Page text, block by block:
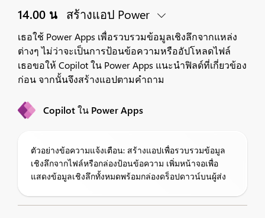
14.00 น สร้างแอป Power
เธอใช้ Power Apps เพื่อรวบรวมข้อมูลเชิงลึกจากแหล่ง
ต่างๆ ไม่ว่าจะเป็นการป้อนข้อความหรืออัปโหลดไฟล์
เธอขอให้ Copilot ใน Power Apps แนะนำฟิลด์ที่เกี่ยวข้อง
ก่อน จากนั้นจึงสร้างแอปตามคำถาม
Copilot ใน Power Apps
ตัวอย่างข้อความแจ้งเตือน: สร้างแอปเพื่อรวบรวมข้อมูล
เชิงลึกจากไฟล์หรือกล่องป้อนข้อความ เพิ่มหน้าจอเพื่อ
แสดงข้อมูลเชิงลึกทั้งหมดพร้อมกล่องดร็อปดาวน์บนผู้ส่ง